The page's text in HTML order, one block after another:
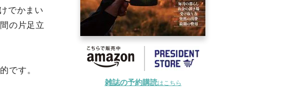
でかまい
の片足立
です。
雑誌の予約購読はこちら